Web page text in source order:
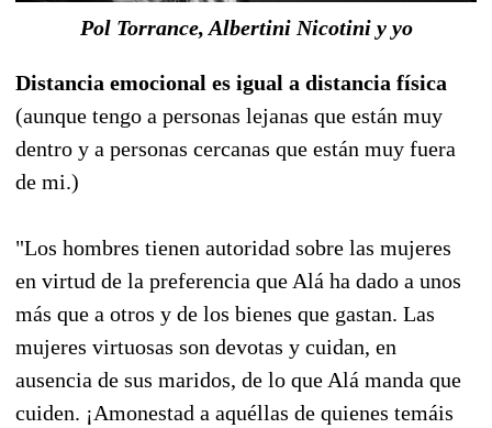
Pol Torrance, Albertini Nicotini y yo
Distancia emocional es igual a distancia física
(aunque tengo a personas lejanas que están muy
dentro y a personas cercanas que están muy fuera
de mi.)
"Los hombres tienen autoridad sobre las mujeres
en virtud de la preferencia que Alá ha dado a unos
más que a otros y de los bienes que gastan. Las
mujeres virtuosas son devotas y cuidan, en
ausencia de sus maridos, de lo que Alá manda que
cuiden. ¡Amonestad a aquéllas de quienes temáis